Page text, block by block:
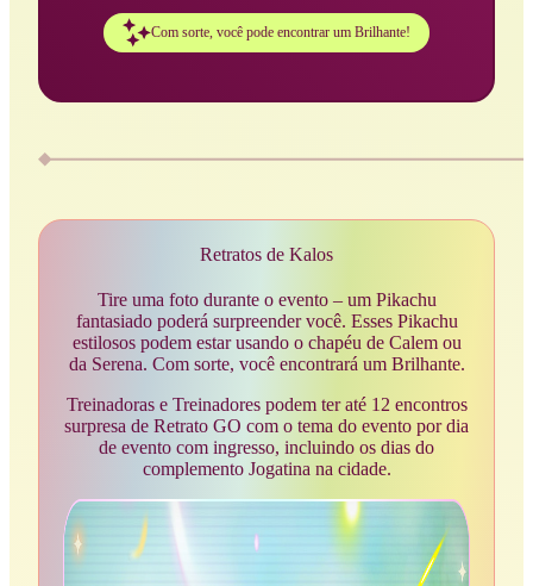
Com sorte, você pode encontrar um Brilhante!
Retratos de Kalos
Tire uma foto durante o evento – um Pikachu
fantasiado poderá surpreender você. Esses Pikachu
estilosos podem estar usando o chapéu de Calem ou
da Serena. Com sorte, você encontrará um Brilhante.
Treinadoras e Treinadores podem ter até 12 encontros
surpresa de Retrato GO com o tema do evento por dia
de evento com ingresso, incluindo os dias do
complemento Jogatina na cidade.